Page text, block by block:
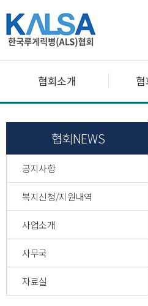
협회소개
협회NEWS
공지사항
복지신청/지원내역
사업소개
사무국
자료실